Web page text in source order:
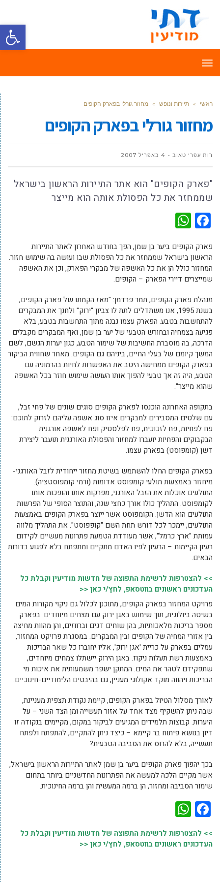
פתח
תפריט
ראשי » תיירות ונופש » מחזור גורלי בפארק הקופים
מחזור גורלי בפארק הקופים
רות עפרי טאוב 4 באפריל 2007
"פארק הקופים" הוא אתר התיירות הראשון בישראל
שממחזר את כל הפסולת אותה הוא מייצר
Facebook
פארק הקופים ביער בן שמן, הפך בחודש האחרון לאתר התיירות
הראשון בישראל שממחזר את כל הפסולת שבו ועושה בה שימוש חזור.
המחזור כולל הן את כל האשפה של מבקרי הפארק, וכן את האשפה
שמייצרים דיירי הפארק – הקופים.
מנהלת פארק הקופים, תמר פרדמן: "מאז הקמתו של פארק הקופים,
בשנת 1995, אנו משתדלים לתת לו צביון "ירוק" ולחנך את המבקרים
להתחשבות בטבע. הפארק עצמו נבנה מתוך התחשבות בטבע, בלא
פגיעה בצמחיה ובחורש הטבעי של יער בן שמן, ואף המבקרים מקבלים
הדרכה, בה מוסברת החשיבות של שימור הטבע, כגון יערות הגשם, לשם
המשך קיומם של בעלי החיים, ביניהם גם הקופים. מאחר שחווית הביקור
בפארק הקופים ממחישה היטב את האפשרות לחיות בהרמוניה עם
הטבע, היה זה אך טבעי להפוך אותו העושה שימוש חוזר בכל האשפה
שהוא מייצר".
בתקופה האחרונה הוכנסו לפארק הקופים סוגים שונים של פחי זבל,
עם שלטים המסבירים למבקרים איזו סוג אשפה עליהם לזרוק לתוכם:
פח לפחיות, פח לזכוכית, פח לפלסטיק ופח לאשפה אורגנית.
הבקבוקים והפחיות יועברו למחזור והפסולת האורגנית תועבר ליצירת
דשן (קומפוסט) בפארק עצמו.
בפארק הקופים החלו להשתמש בשיטת מחזור ייחודית לזבל האורגני-
מיחזור באמצעות תולעי קומפוסט אדומות (ורמי קומפוסטציה).
התולעים אוכלות את הזבל האורגני, מפרקות אותו והופכות אותו
לקומפוסט. התהליך כולו אורך כחצי שנה, והתוצר הסופי של הפרשות
התולעים הוא הדשן. הקומפוסט אשר ייוצר בפארק הקופים באמצעות
התולעים, יימכר לכל דורש תחת השם "קופפוסט". את התהליך מלווה
עמותת "ארץ כרמל", אשר מעודדת הטמעת פתרונות מעשיים לקידום
רעיון הקיימות – הרעיון לפיו האדם מתקיים ומתפתח בלא לפגוע בדורות
הבאים.
>> להצטרפות לרשימת התפוצה של חדשות מודיעין וקבלת כל
העדכונים ראשונים בווטסאפ, לחץ/י כאן <<
פרויקט המחזור בפארק הקופים, מתוכנן לכלול גם ניקוי מקורות המים
בשיטה ביולוגית, תוך שימוש באגן ירוק עם מצחים מיוחדים. בפארק
מספר בריכות מלאכותיות, בהן שוחים דגים וברווזים, והן מהוות מחיצה
בין אזורי המחיה של הקופים ובין המבקרים. במסגרת פרויקט המחזור,
עמלים בפארק על כריית 'אגן ירוק', אליו יחוברו כל שאר הבריכות
באמצעות רשת תעלות ניקוז. באגן הירוק יישתלו צמחים מיוחדים,
שתפקידם לטהר את המים. המתקן ישפר משמעותית את איכות מי
הבריכות ויהווה מוקד אקולוגי מעניין, גם בהיבטים הלימודיים-חינוכיים.
לאורך מסלול הטיול בפארק הקופים, קיימת נקודת תצפית מעניינת,
שבה ניתן להשקיף מצד אחד על אזור תעשייה ומן הצד השני – על
היערות. קבוצות תלמידים המגיעים לביקור במקום, מקיימים בנקודה זו
דיון בנושא פיתוח בר קיימא – כיצד ניתן להתקיים, להתפתח ולפתח
תעשייה, בלא להרוס את הסביבה הטבעית?
בכך יהפוך פארק הקופים ביער בן שמן לאתר התיירות הראשון בישראל,
אשר מקיים הלכה למעשה את הפתרונות החדשניים ביותר בתחום
שימור הסביבה ומחזור, הן ברמה המעשית והן ברמה החינוכית.
Facebook
>> להצטרפות לרשימת התפוצה של חדשות מודיעין וקבלת כל
העדכונים ראשונים בווטסאפ, לחץ/י כאן <<